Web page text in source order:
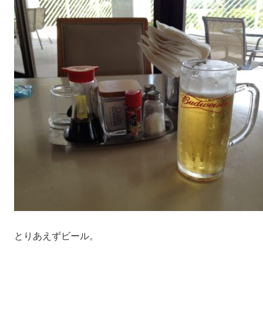
とりあえずビール。